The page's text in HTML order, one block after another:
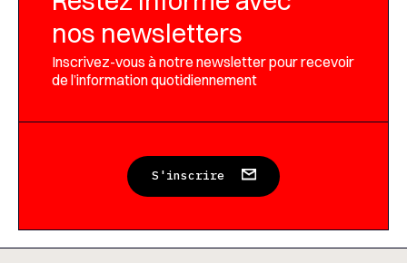
nos newsletters
Inscrivez-vous à notre newsletter pour recevoir
de l’information quotidiennement
S'inscrire